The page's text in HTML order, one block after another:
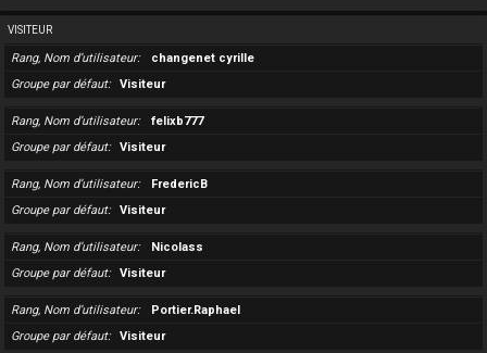
VISITEUR
Rang, Nom d’utilisateur
changenet cyrille
Groupe par défaut
Visiteur
Rang, Nom d’utilisateur
felixb777
Groupe par défaut
Visiteur
Rang, Nom d’utilisateur
FredericB
Groupe par défaut
Visiteur
Rang, Nom d’utilisateur
Nicolass
Groupe par défaut
Visiteur
Rang, Nom d’utilisateur
Portier.Raphael
Groupe par défaut
Visiteur